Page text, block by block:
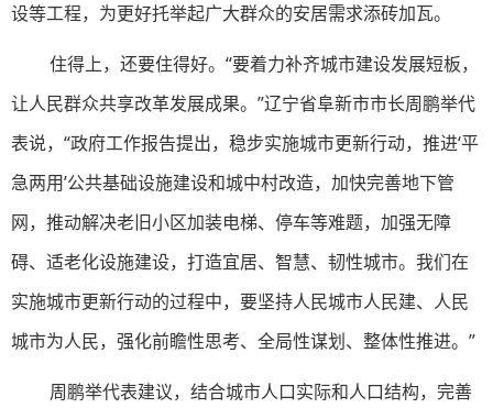
设等工程，为更好托举起广大群众的安居需求添砖加瓦。
住得上，还要住得好。“要着力补齐城市建设发展短板，
让人民群众共享改革发展成果。”辽宁省阜新市市长周鹏举代
表说，“政府工作报告提出，稳步实施城市更新行动，推进‘平
急两用’公共基础设施建设和城中村改造，加快完善地下管
网，推动解决老旧小区加装电梯、停车等难题，加强无障
碍、适老化设施建设，打造宜居、智慧、韧性城市。我们在
实施城市更新行动的过程中，要坚持人民城市人民建、人民
城市为人民，强化前瞻性思考、全局性谋划、整体性推进。”
周鹏举代表建议，结合城市人口实际和人口结构，完善